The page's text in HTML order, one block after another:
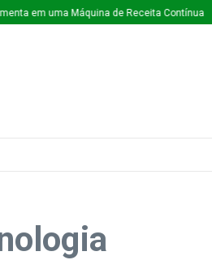
em uma Máquina de Receita Contínua